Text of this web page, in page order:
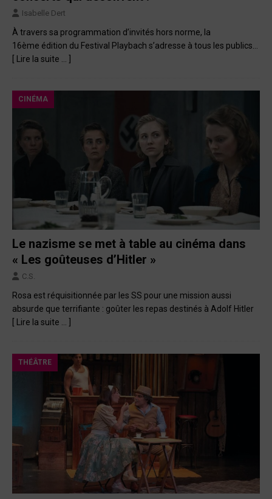
Isabelle Dert
À travers sa programmation d’invités hors norme, la
16ème édition du Festival Playbach s’adresse à tous les publics…
[ Lire la suite … ]
CINÉMA
Le nazisme se met à table au cinéma dans
« Les goûteuses d’Hitler »
C.S.
Rosa est réquisitionnée par les SS pour une mission aussi
absurde que terrifiante : goûter les repas destinés à Adolf Hitler
[ Lire la suite … ]
THÉÂTRE